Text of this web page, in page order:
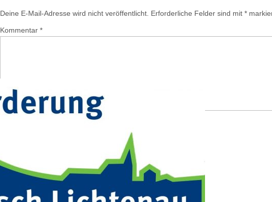
Deine E-Mail-Adresse wird nicht veröffentlicht. Erforderliche Felder sind mit *
Kommentar *
Website